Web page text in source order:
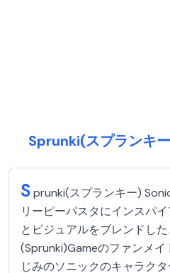
Sprunki(スプランキ
Sprunki(スプランキー)
リーピーパスタにインスパ
とビジュアルをブレンドし
(Sprunki)Gameのファンメ
じみのソニックのキャラク